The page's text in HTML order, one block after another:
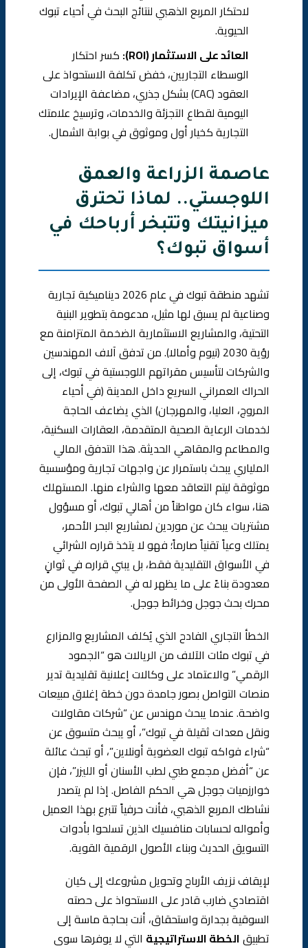
لاحتكار المربع الذهبي لنتائج البحث في أحياء تبوك
الحيوية.
العائد على الاستثمار (ROI):
كسر احتكار
الوسطاء التجاريين، خفض تكلفة الاستحواذ على
العقود (CAC) بشكل جذري، مضاعفة الإيرادات
اليومية لقطاع التجزئة والخدمات، وترسيخ علامتك
التجارية كخيار أول وموثوق في بوابة الشمال.
عاصمة الزراعة والعمق
اللوجستي.. لماذا تحترق
ميزانيتك وتتبخر أرباحك في
أسواق تبوك؟
تشهد منطقة تبوك في عام 2026 ديناميكية تجارية
وصناعية لم يسبق لها مثيل، مدعومة بتطوير البنية
التحتية، والمشاريع الاستثمارية الضخمة المتزامنة مع
رؤية 2030 (نيوم وأمالا). من تدفق آلاف المهندسين
والشركات لتأسيس مقراتهم اللوجستية في تبوك، إلى
الحراك العمراني السريع داخل المدينة (في أحياء
المروج، العليا، والمهرجان) الذي يضاعف الحاجة
لخدمات الرعاية الصحية المتقدمة، العقارات السكنية،
والمطاعم والمقاهي الحديثة. هذا التدفق المالي
الملياري يبحث باستمرار عن واجهات تجارية ومؤسسية
موثوقة ليتم التعاقد معها والشراء منها. المستهلك
هنا، سواء كان مواطناً من أهالي تبوك، أو مسؤول
مشتريات يبحث عن موردين لمشاريع البحر الأحمر،
يمتلك وعياً تقنياً صارماً؛ فهو لا يتخذ قراره الشرائي
في الأسواق التقليدية فقط، بل يبني قراره في ثوانٍ
معدودة بناءً على ما يظهر له في الصفحة الأولى من
محرك بحث جوجل وخرائط جوجل.
الخطأ التجاري الفادح الذي يُكلف المشاريع والمزارع
في تبوك مئات الآلاف من الريالات هو “الجمود
الرقمي” والاعتماد على وكالات إعلانية تقليدية تدير
منصات التواصل بصور جامدة دون خطة إغلاق مبيعات
واضحة. عندما يبحث مهندس عن “شركات مقاولات
ونقل معدات ثقيلة في تبوك”، أو يبحث متسوق عن
“شراء فواكه تبوك العضوية أونلاين”، أو تبحث عائلة
عن “أفضل مجمع طبي لطب الأسنان أو الليزر”، فإن
خوارزميات جوجل هي الحكم الفاصل. إذا لم يتصدر
نشاطك المربع الذهبي، فأنت حرفياً تتبرع بهذا العميل
وأمواله لحسابات منافسيك الذين تسلحوا بأدوات
التسويق الحديث وبناء الأصول الرقمية القوية.
لإيقاف نزيف الأرباح وتحويل مشروعك إلى كيان
اقتصادي ضارب قادر على الاستحواذ على حصته
السوقية بجدارة واستحقاق، أنت بحاجة ماسة إلى
تطبيقالخطة الاستراتيجية التي لا يوفرها سوى